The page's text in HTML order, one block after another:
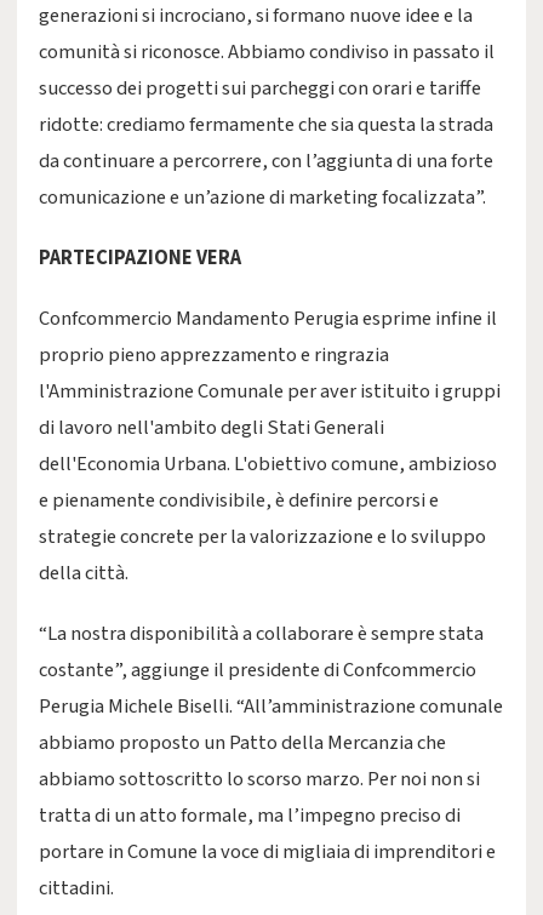
generazioni si incrociano, si formano nuove idee e la
comunità si riconosce. Abbiamo condiviso in passato il
successo dei progetti sui parcheggi con orari e tariffe
ridotte: crediamo fermamente che sia questa la strada
da continuare a percorrere, con l’aggiunta di una forte
comunicazione e un’azione di marketing focalizzata”.
PARTECIPAZIONE VERA
Confcommercio Mandamento Perugia esprime infine il
proprio pieno apprezzamento e ringrazia
l'Amministrazione Comunale per aver istituito i gruppi
di lavoro nell'ambito degli Stati Generali
dell'Economia Urbana. L'obiettivo comune, ambizioso
e pienamente condivisibile, è definire percorsi e
strategie concrete per la valorizzazione e lo sviluppo
della città.
“La nostra disponibilità a collaborare è sempre stata
costante”, aggiunge il presidente di Confcommercio
Perugia Michele Biselli. “All’amministrazione comunale
abbiamo proposto un Patto della Mercanzia che
abbiamo sottoscritto lo scorso marzo. Per noi non si
tratta di un atto formale, ma l’impegno preciso di
portare in Comune la voce di migliaia di imprenditori e
cittadini.